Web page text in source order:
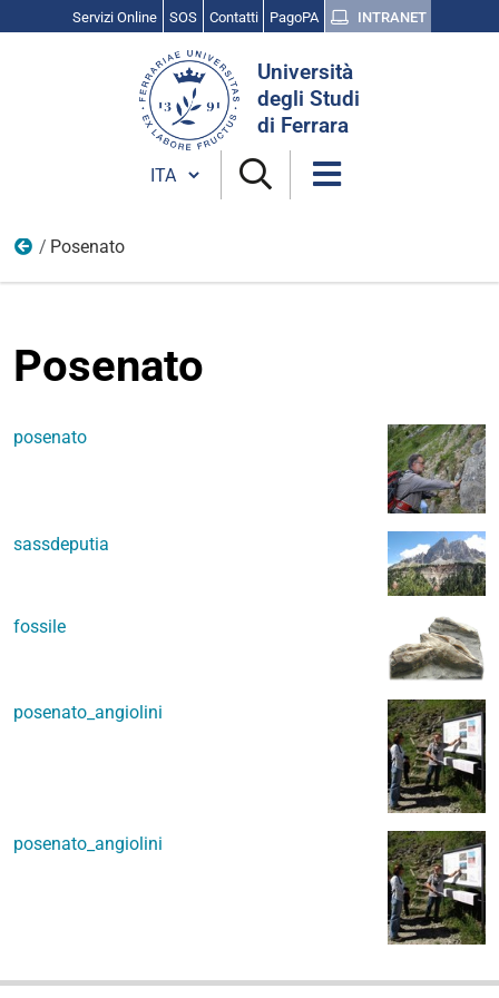
Servizi Online SOS Contatti PagoPA INTRANET
Università
degli Studi
di Ferrara
Cambia lingua
Scienza, cultura e ricerca
Posenato
Posenato
posenato
sassdeputia
fossile
posenato_angiolini
posenato_angiolini